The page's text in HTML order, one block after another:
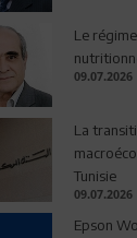
Le
09.07.2026
La
Tunisie
09.07.2026
Epson